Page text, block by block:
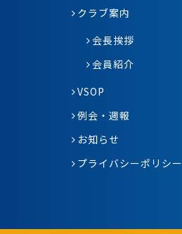
クラブ案内
会長挨拶
会員紹介
VSOP
例会・週報
お知らせ
プライバシーポリシー